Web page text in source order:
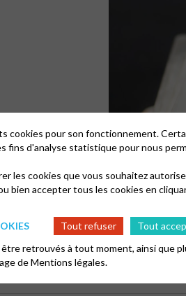
cookies pour son fonctionnement.
fins d'analyse statistique pour nous
les cookies que vous souhaitez
bien accepter tous les cookies en
Tout refuser
Tout
retrouvés à tout moment, ainsi que
deMentions légales.